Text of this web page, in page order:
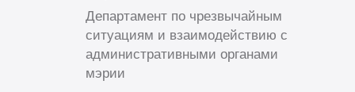
Департамент по чрезвычайным
ситуациям и взаимодействию с
административными органами
мэрии